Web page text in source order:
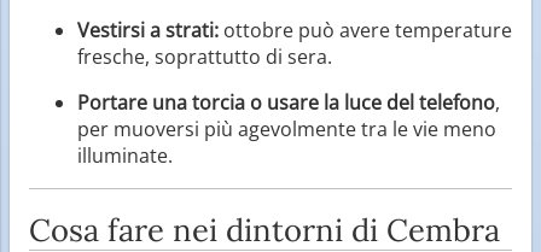
Vestirsi a strati: ottobre può avere temperature
fresche, soprattutto di sera.
Portare una torcia o usare la luce del telefono,
per muoversi più agevolmente tra le vie meno
illuminate.
Cosa fare nei dintorni di Cembra